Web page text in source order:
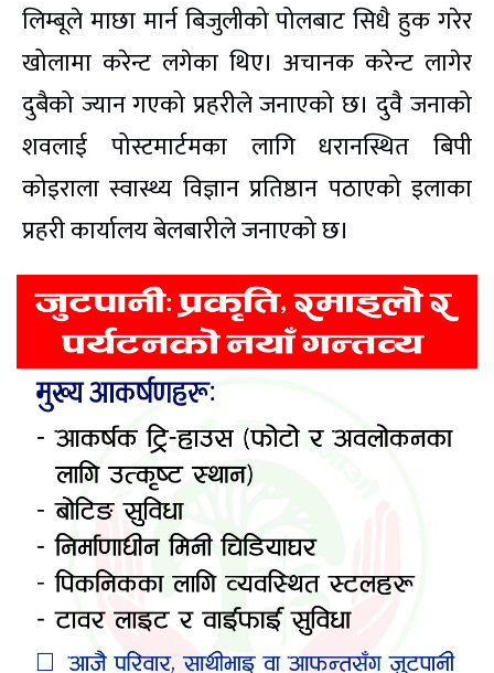
लिम्बूले माछा मार्न बिजुलीको पोलबाट सिधै हुक गरेर
खोलामा करेन्ट लगेका थिए। अचानक करेन्ट लागेर
दुबैको ज्यान गएको प्रहरीले जनाएको छ। दुवै जनाको
शवलाई पोस्टमार्टमका लागि धरानस्थित बिपी
कोइराला स्वास्थ्य विज्ञान प्रतिष्ठान पठाएको इलाका
प्रहरी कार्यालय बेलबारीले जनाएको छ।